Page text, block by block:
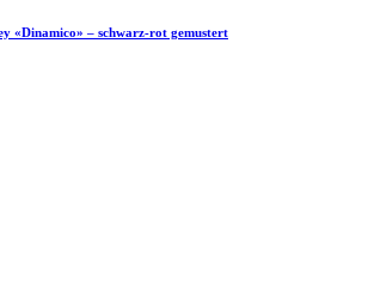
«Dinamico» – schwarz-rot gemustert